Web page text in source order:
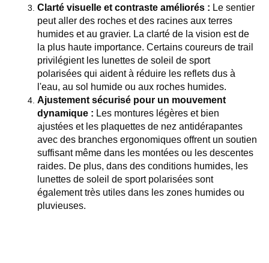
Clarté visuelle et contraste améliorés : Le sentier
peut aller des roches et des racines aux terres
humides et au gravier. La clarté de la vision est de
la plus haute importance. Certains coureurs de trail
privilégient les lunettes de soleil de sport
polarisées qui aident à réduire les reflets dus à
l'eau, au sol humide ou aux roches humides.
Ajustement sécurisé pour un mouvement
dynamique : Les montures légères et bien
ajustées et les plaquettes de nez antidérapantes
avec des branches ergonomiques offrent un soutien
suffisant même dans les montées ou les descentes
raides. De plus, dans des conditions humides, les
lunettes de soleil de sport polarisées sont
également très utiles dans les zones humides ou
pluvieuses.